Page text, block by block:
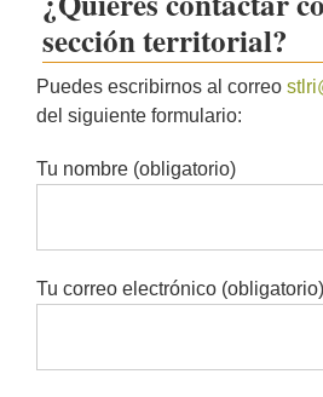
sección territorial?
Puedes escribirnos al correo
del siguiente formulario:
Tu nombre (obligatorio)
Tu correo electrónico (obligatorio)